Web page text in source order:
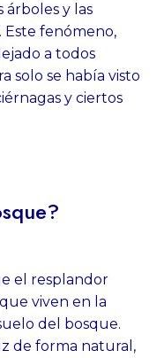
árboles y las
Este fenómeno,
a todos
solo se había visto
y ciertos
el resplandor
viven en la
del bosque.
de forma natural,